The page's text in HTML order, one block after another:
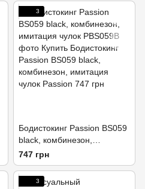
3
Бодистокинг Passion BS059
black, комбинезон,
имитация чулок
747 грн
3